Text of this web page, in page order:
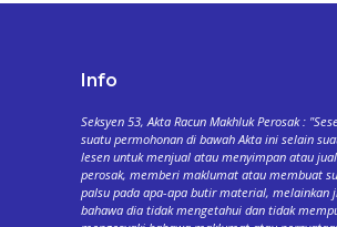
Info
Seksyen 53, Akta Racun Makhluk Perosak :
suatu permohonan di bawah Akta ini selain
lesen untuk menjual atau menyimpan atau
perosak, memberi maklumat atau membuat
palsu pada apa-apa butir material, melainkan
bahawa dia tidak mengetahui dan tidak